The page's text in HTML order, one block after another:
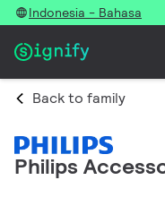
Indonesia - Bahasa
Back to family
Philips